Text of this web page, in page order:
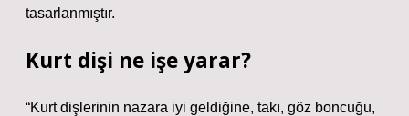
tasarlanmıştır.
Kurt dişi ne işe yarar?
“Kurt dişlerinin nazara iyi geldiğine, takı, göz boncuğu,